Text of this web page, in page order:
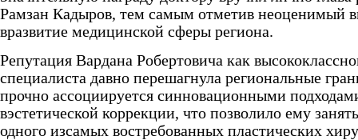
Рамзан Кадыров, тем самым отметив неоценимый
вразвитие медицинской сферы региона.
Репутация Вардана Робертовича как
специалиста давно перешагнула региональные
прочно ассоциируется синновационными
вэстетической коррекции, что позволило ему
одного изсамых востребованных пластических